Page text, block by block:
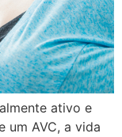
ativo e
um AVC, a vida